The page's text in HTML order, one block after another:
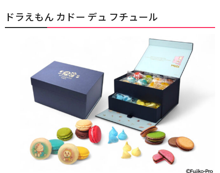
ドラえもん カドー デュ フチュール